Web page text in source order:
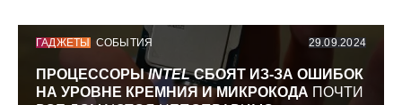
ГАДЖЕТЫ СОБЫТИЯ 29.09.2024
ПРОЦЕССОРЫINTELСБОЯТ ИЗ-ЗА ОШИБОК
НА УРОВНЕ КРЕМНИЯ И МИКРОКОДА ПОЧТИ